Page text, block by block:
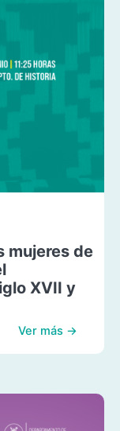
mujeres de
XVII y
Ver más →